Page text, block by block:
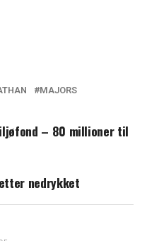
MAJORS
– 80 millioner til
nedrykket